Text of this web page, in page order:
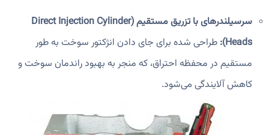
سرسیلندرهای با تزریق مستقیم (Direct Injection Cylinder
Heads): طراحی شده برای جای دادن انژکتور سوخت به طور
مستقیم در محفظه احتراق، که منجر به بهبود راندمان سوخت و
کاهش آلایندگی می‌شود.